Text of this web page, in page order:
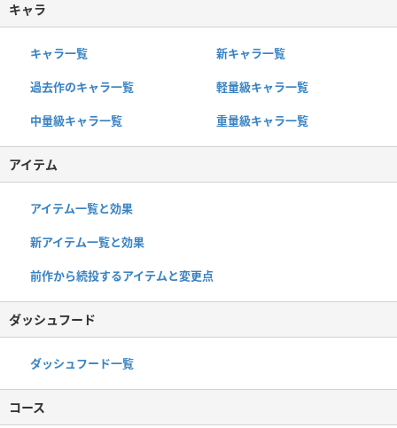
キャラ
キャラ一覧 新キャラ一覧
過去作のキャラ一覧 軽量級キャラ一覧
中量級キャラ一覧 重量級キャラ一覧
アイテム
アイテム一覧と効果
新アイテム一覧と効果
前作から続投するアイテムと変更点
ダッシュフード
ダッシュフード一覧
コース